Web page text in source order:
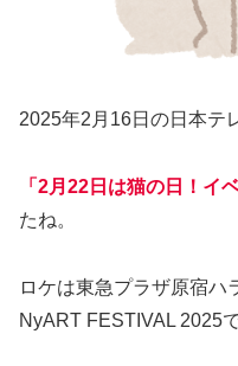
2025年2月16日の日本テ
「2月22日は猫の日！イ
たね。
ロケは東急プラザ原宿ハ
NyART FESTIVAL 2025